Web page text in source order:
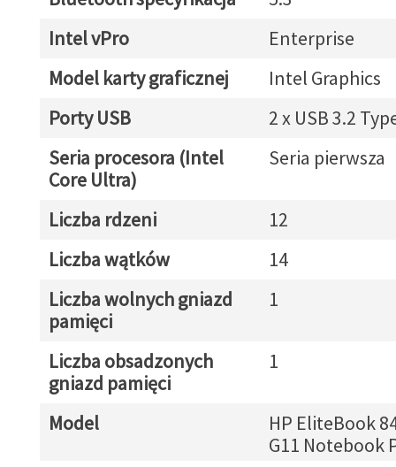
Intel vPro
Enterprise
Model karty graficznej
Intel Graphics
Porty USB
2 x USB 3.2
Seria procesora (Intel
Core Ultra)
Seria pierwsza
Liczba rdzeni
12
Liczba wątków
14
Liczba wolnych gniazd
pamięci
1
Liczba obsadzonych
gniazd pamięci
1
Model
HP EliteBook
G11 Notebook